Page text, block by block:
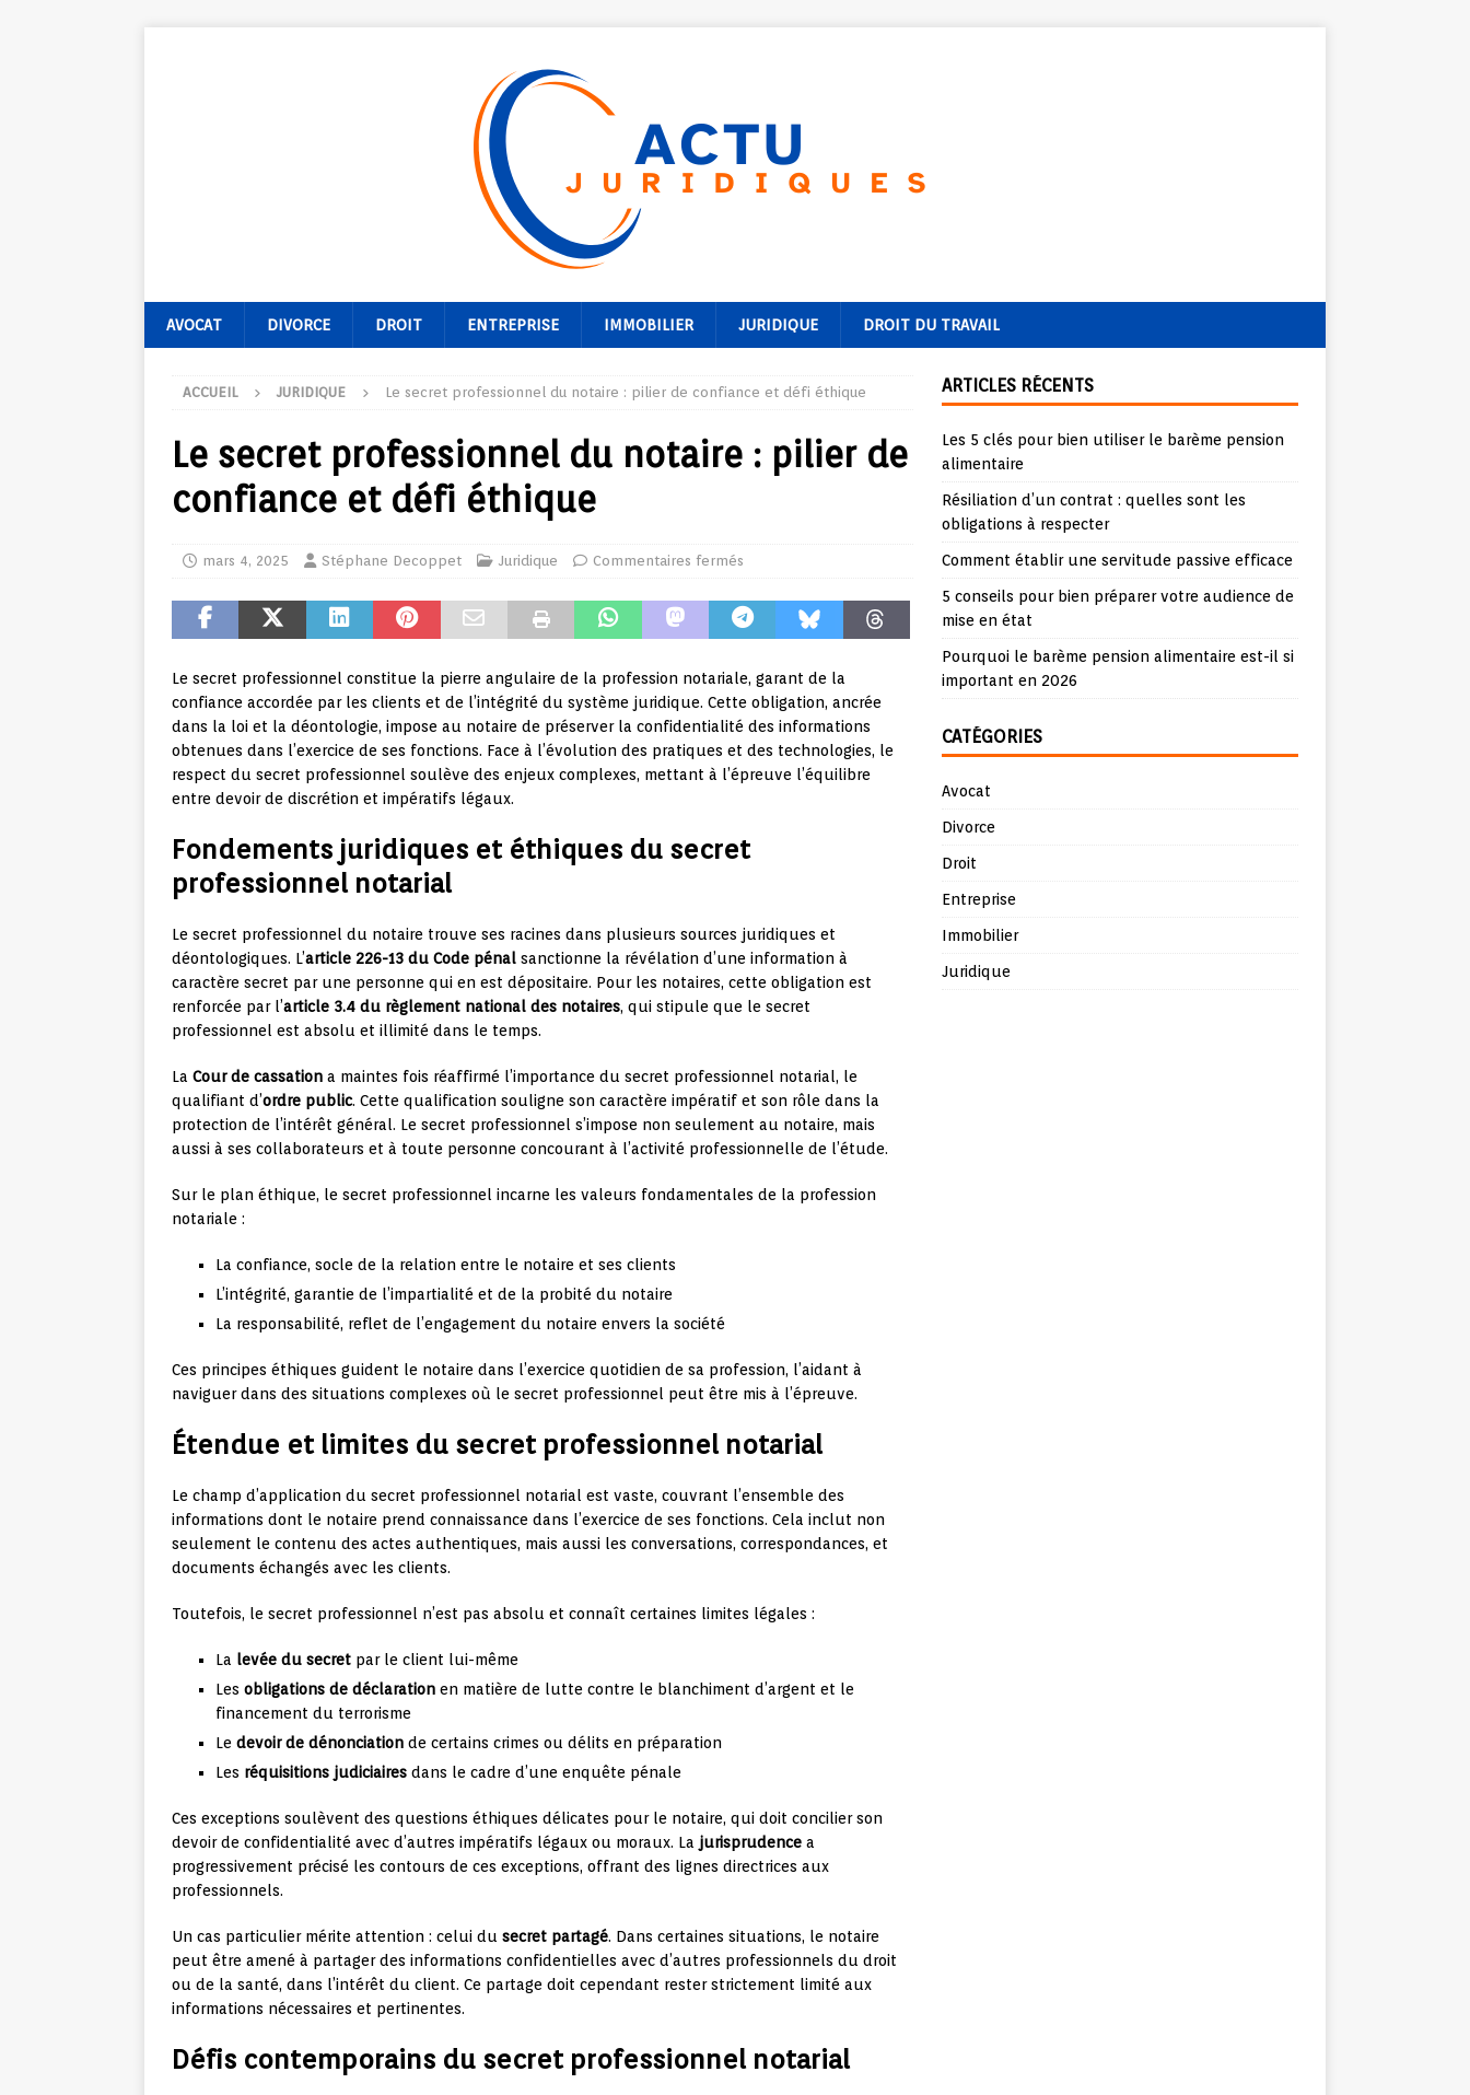
AVOCAT DIVORCE DROIT ENTREPRISE IMMOBILIER JURIDIQUE DROIT DU TRAVAIL
ACCUEIL JURIDIQUE Le secret professionnel du notaire : pilier de confiance et défi éthique
Le secret professionnel du notaire : pilier de
confiance et défi éthique
mars 4, 2025 Stéphane Decoppet Juridique Commentaires fermés
Le secret professionnel constitue la pierre angulaire de la profession notariale, garant de la
confiance accordée par les clients et de l’intégrité du système juridique. Cette obligation, ancrée
dans la loi et la déontologie, impose au notaire de préserver la confidentialité des informations
obtenues dans l’exercice de ses fonctions. Face à l’évolution des pratiques et des technologies, le
respect du secret professionnel soulève des enjeux complexes, mettant à l’épreuve l’équilibre
entre devoir de discrétion et impératifs légaux.
Fondements juridiques et éthiques du secret
professionnel notarial
Le secret professionnel du notaire trouve ses racines dans plusieurs sources juridiques et
déontologiques. L’article 226-13 du Code pénal sanctionne la révélation d’une information à
caractère secret par une personne qui en est dépositaire. Pour les notaires, cette obligation est
renforcée par l’article 3.4 du règlement national des notaires, qui stipule que le secret
professionnel est absolu et illimité dans le temps.
La Cour de cassation a maintes fois réaffirmé l’importance du secret professionnel notarial, le
qualifiant d’ordre public. Cette qualification souligne son caractère impératif et son rôle dans la
protection de l’intérêt général. Le secret professionnel s’impose non seulement au notaire, mais
aussi à ses collaborateurs et à toute personne concourant à l’activité professionnelle de l’étude.
Sur le plan éthique, le secret professionnel incarne les valeurs fondamentales de la profession
notariale :
La confiance, socle de la relation entre le notaire et ses clients
L’intégrité, garantie de l’impartialité et de la probité du notaire
La responsabilité, reflet de l’engagement du notaire envers la société
Ces principes éthiques guident le notaire dans l’exercice quotidien de sa profession, l’aidant à
naviguer dans des situations complexes où le secret professionnel peut être mis à l’épreuve.
Étendue et limites du secret professionnel notarial
Le champ d’application du secret professionnel notarial est vaste, couvrant l’ensemble des
informations dont le notaire prend connaissance dans l’exercice de ses fonctions. Cela inclut non
seulement le contenu des actes authentiques, mais aussi les conversations, correspondances, et
documents échangés avec les clients.
Toutefois, le secret professionnel n’est pas absolu et connaît certaines limites légales :
La levée du secret par le client lui-même
Les obligations de déclaration en matière de lutte contre le blanchiment d’argent et le
financement du terrorisme
Le devoir de dénonciation de certains crimes ou délits en préparation
Les réquisitions judiciaires dans le cadre d’une enquête pénale
Ces exceptions soulèvent des questions éthiques délicates pour le notaire, qui doit concilier son
devoir de confidentialité avec d’autres impératifs légaux ou moraux. La jurisprudence a
progressivement précisé les contours de ces exceptions, offrant des lignes directrices aux
professionnels.
Un cas particulier mérite attention : celui du secret partagé. Dans certaines situations, le notaire
peut être amené à partager des informations confidentielles avec d’autres professionnels du droit
ou de la santé, dans l’intérêt du client. Ce partage doit cependant rester strictement limité aux
informations nécessaires et pertinentes.
Défis contemporains du secret professionnel notarial
ARTICLES RÉCENTS
Les 5 clés pour bien utiliser le barème pension
alimentaire
Résiliation d’un contrat : quelles sont les
obligations à respecter
Comment établir une servitude passive efficace
5 conseils pour bien préparer votre audience de
mise en état
Pourquoi le barème pension alimentaire est-il si
important en 2026
CATÉGORIES
Avocat
Divorce
Droit
Entreprise
Immobilier
Juridique